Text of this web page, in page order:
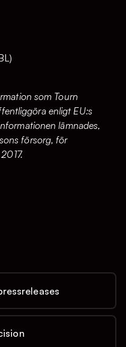
som Tourn
enligt EU:s
lämnades,
försorg, för